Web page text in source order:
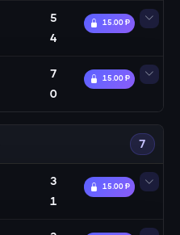
5
4
15.00 Ᵽ
7
0
15.00 Ᵽ
7
3
1
15.00 Ᵽ